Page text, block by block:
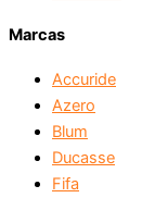
Marcas
Accuride
Azero
Blum
Ducasse
Fifa